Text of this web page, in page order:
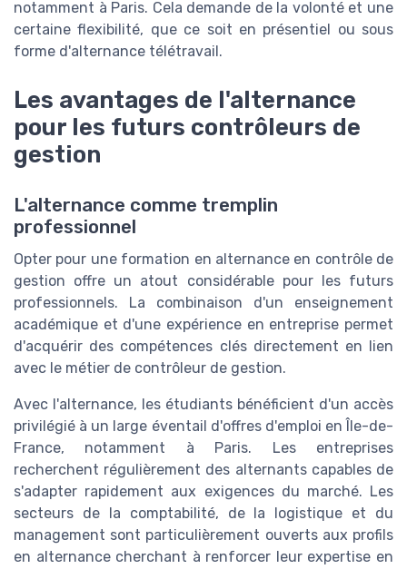
notamment à Paris. Cela demande de la volonté et une
certaine flexibilité, que ce soit en présentiel ou sous
forme d'alternance télétravail.
Les avantages de l'alternance
pour les futurs contrôleurs de
gestion
L'alternance comme tremplin
professionnel
Opter pour une formation en alternance en contrôle de
gestion offre un atout considérable pour les futurs
professionnels. La combinaison d'un enseignement
académique et d'une expérience en entreprise permet
d'acquérir des compétences clés directement en lien
avec le métier de contrôleur de gestion.
Avec l'alternance, les étudiants bénéficient d'un accès
privilégié à un large éventail d'offres d'emploi en Île-de-
France, notamment à Paris. Les entreprises
recherchent régulièrement des alternants capables de
s'adapter rapidement aux exigences du marché. Les
secteurs de la comptabilité, de la logistique et du
management sont particulièrement ouverts aux profils
en alternance cherchant à renforcer leur expertise en